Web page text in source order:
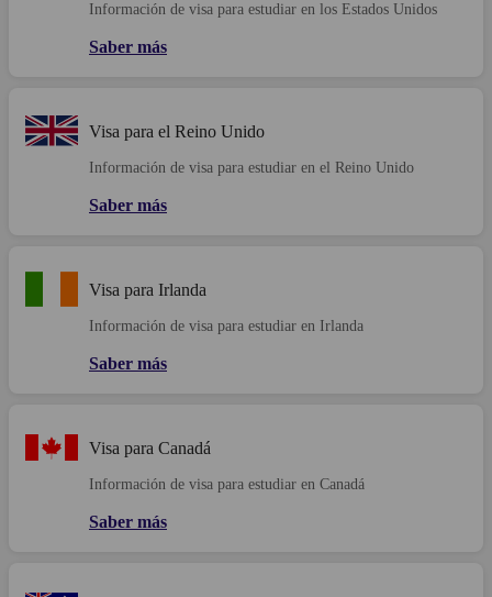
Información de visa para estudiar en los Estados Unidos
Saber más
Visa para el Reino Unido
Información de visa para estudiar en el Reino Unido
Saber más
Visa para Irlanda
Información de visa para estudiar en Irlanda
Saber más
Visa para Canadá
Información de visa para estudiar en Canadá
Saber más